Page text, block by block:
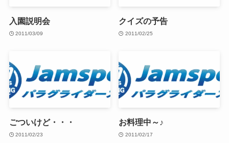
入園説明会
2011/03/09
クイズの予告
2011/02/25
ごついけど・・・
2011/02/23
お料理中～♪
2011/02/17